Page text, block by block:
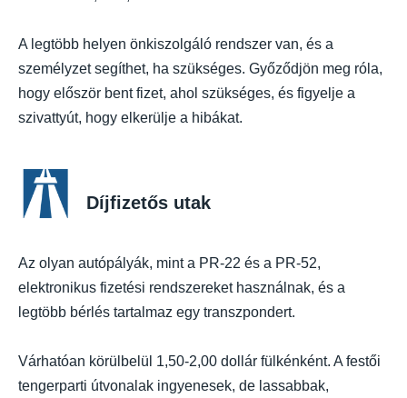
A legtöbb helyen önkiszolgáló rendszer van, és a
személyzet segíthet, ha szükséges. Győződjön meg róla,
hogy először bent fizet, ahol szükséges, és figyelje a
szivattyút, hogy elkerülje a hibákat.
Díjfizetős utak
Az olyan autópályák, mint a PR-22 és a PR-52,
elektronikus fizetési rendszereket használnak, és a
legtöbb bérlés tartalmaz egy transzpondert.
Várhatóan körülbelül 1,50-2,00 dollár fülkénként. A festői
tengerparti útvonalak ingyenesek, de lassabbak,